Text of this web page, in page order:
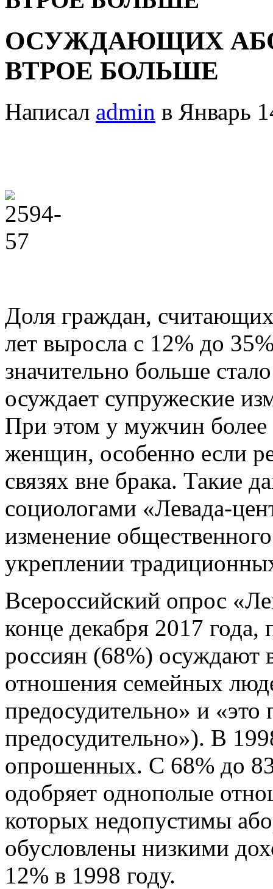
ОСУЖДАЮЩИХ
ВТРОЕ БОЛЬШЕ
Написал admin в Январь
Доля граждан,
лет выросла с 12% до
значительно больше
осуждает супружеские
При этом у мужчин более
женщин, особенно если
связях вне брака. Такие
социологами «Левада-
изменение
укреплении
Всероссийский опрос
конце декабря 2017 года,
россиян (68%) осуждают
отношения семейных
предосудительно» и «это
предосудительно»). В
опрошенных. С 68% до
одобряет однополые
которых недопустимы
обусловлены низкими
12% в 1998 году.